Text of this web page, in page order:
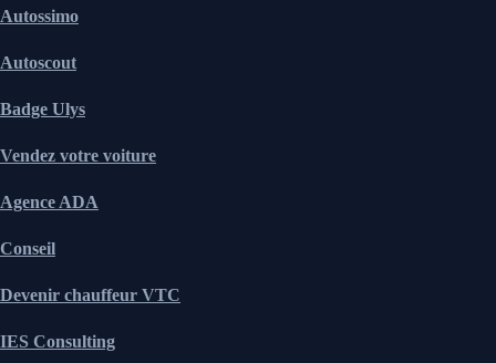
Autossimo
Autoscout
Badge Ulys
Vendez votre voiture
Agence ADA
Conseil
Devenir chauffeur VTC
IES Consulting